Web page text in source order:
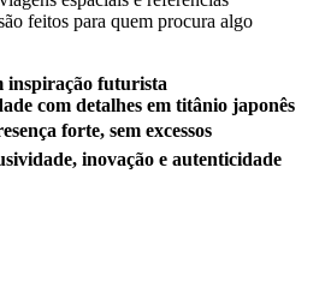
feitos para quem procura algo
inspiração futurista
com detalhes em titânio japonês
forte, sem excessos
inovação e autenticidade